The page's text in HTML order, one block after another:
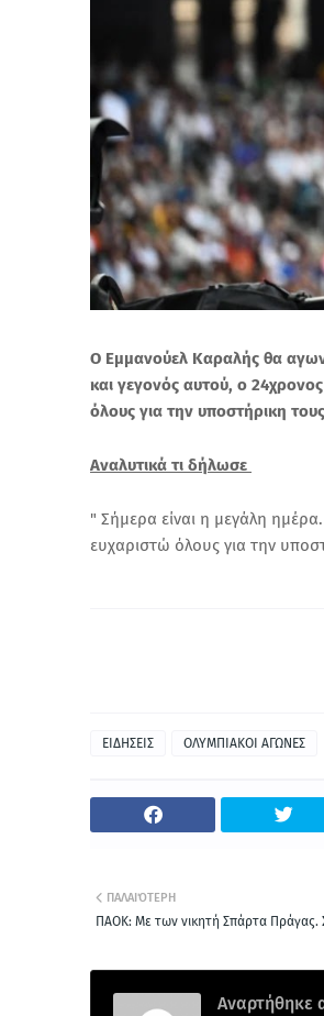
O Εμμανούελ Καραλής θα
και γεγονός αυτού, ο
όλους για την υποστήρικη
Αναλυτικά τι δήλωσε
" Σήμερα είναι η μεγάλη
ευχαριστώ όλους για την
ΕΙΔΗΣΕΙΣ ΟΛΥΜΠΙΑΚΟΙ ΑΓΩΝΕΣ
ΠΑΛΑΙΌΤΕΡΗ
ΠΑΟΚ: Με των νικητή Σπάρτα Πράγας.
Αναρτήθηκε